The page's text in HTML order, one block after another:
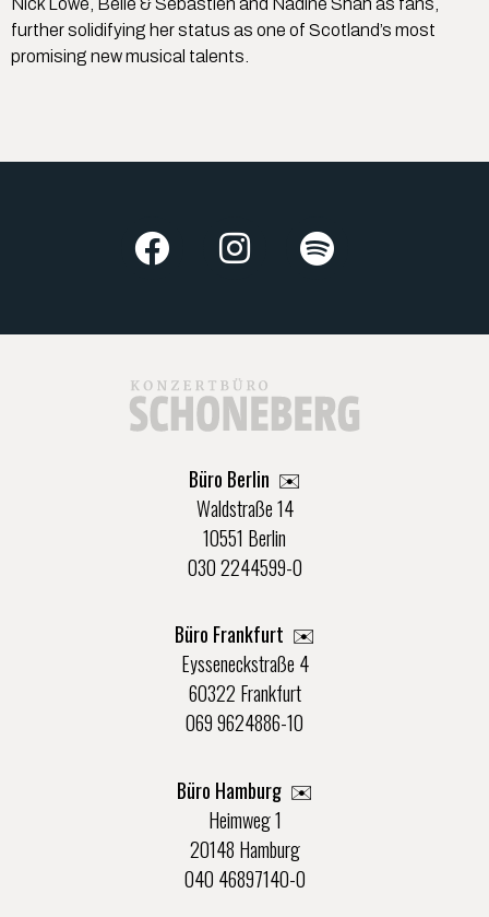
further solidifying her status as one of Scotland’s most
promising new musical talents.
Büro Berlin ✉️
Waldstraße 14
10551 Berlin
030 2244599-0
Büro Frankfurt ✉️
Eysseneckstraße 4
60322 Frankfurt
069 9624886-10
Büro Hamburg ✉️
Heimweg 1
20148 Hamburg
040 46897140-0